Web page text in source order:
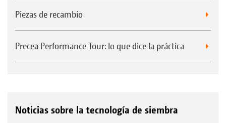
Piezas de recambio
Precea Performance Tour: lo que dice la práctica
Noticias sobre la tecnología de siembra